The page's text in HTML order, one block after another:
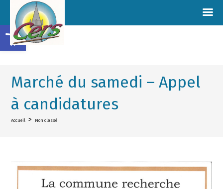
Marché du samedi – Appel
à candidatures
Accueil > Non classé
Ouvrir la barre d’outils